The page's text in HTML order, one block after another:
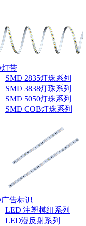
带
SMD 2835灯珠系列
SMD 3838灯珠系列
SMD 5050灯珠系列
SMD COB灯珠系列
告标识
LED 注塑模组系列
LED漫反射系列